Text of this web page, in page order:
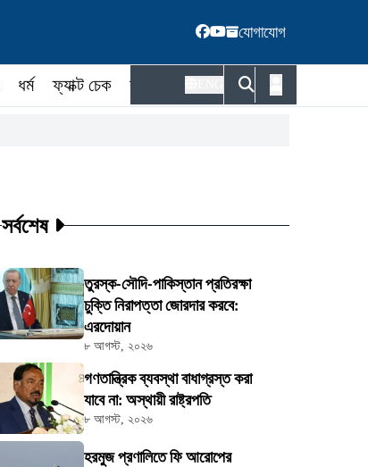
যোগাযোগ
ধর্ম ফ্যাক্ট চেক কর্মকর্তা
সর্বশেষ
তুরস্ক-সৌদি-পাকিস্তান প্রতিরক্ষা
চুক্তি নিরাপত্তা জোরদার করবে:
এরদোয়ান
৮ আগস্ট, ২০২৬
গণতান্ত্রিক ব্যবস্থা বাধাগ্রস্ত করা
যাবে না: অস্থায়ী রাষ্ট্রপতি
৮ আগস্ট, ২০২৬
হরমুজ প্রণালিতে ফি আরোপের